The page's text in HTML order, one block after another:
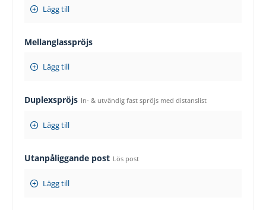
Lägg till
Mellanglasspröjs
Lägg till
Duplexspröjs In- & utvändig fast spröjs med distanslist
Lägg till
Utanpåliggande post Lös post
Lägg till